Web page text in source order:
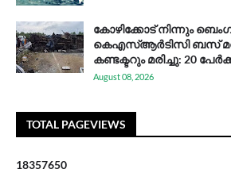
കോഴിക്കോട് നിന്നും
കെഎസ്ആര്‍ടിസി ബസ്
കണ്ടക്ടറും മരിച്ചു: 20
August 08, 2026
TOTAL PAGEVIEWS
18357650